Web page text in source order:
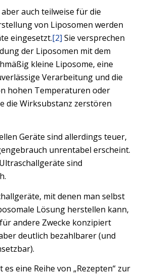
auch teilweise für die
von Liposomen werden
eingesetzt.[2] Sie versprechen
der Liposomen mit dem
kleine Liposome, eine
Verarbeitung und die
hohen Temperaturen oder
die Wirksubstanz zerstören
Geräte sind allerdings teuer,
unrentabel erscheint.
sind
mit denen man selbst
Lösung herstellen kann,
andere Zwecke konzipiert
deutlich bezahlbarer (und
eine Reihe von „Rezepten“ zur